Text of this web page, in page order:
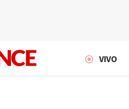
VIVO